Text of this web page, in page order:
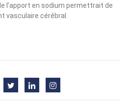
l’apport en sodium permettrait de
vasculaire cérébral.